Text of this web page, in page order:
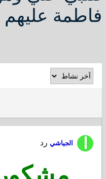
فاطمة عليهم
الجياشي رد